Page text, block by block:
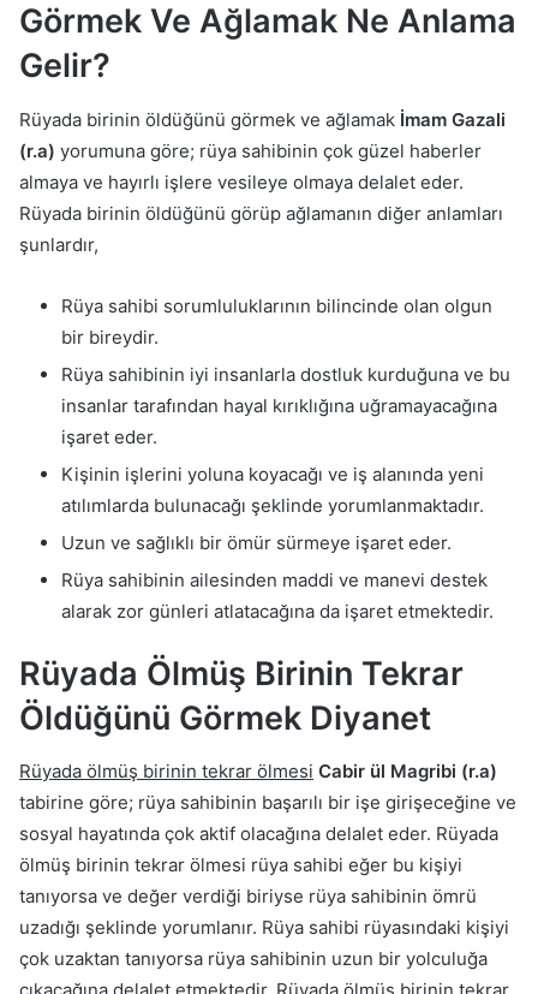
Görmek Ve Ağlamak Ne Anlama
Gelir?
Rüyada birinin öldüğünü görmek ve ağlamak İmam Gazali
(r.a) yorumuna göre; rüya sahibinin çok güzel haberler
almaya ve hayırlı işlere vesileye olmaya delalet eder.
Rüyada birinin öldüğünü görüp ağlamanın diğer anlamları
şunlardır,
Rüya sahibi sorumluluklarının bilincinde olan olgun
bir bireydir.
Rüya sahibinin iyi insanlarla dostluk kurduğuna ve bu
insanlar tarafından hayal kırıklığına uğramayacağına
işaret eder.
Kişinin işlerini yoluna koyacağı ve iş alanında yeni
atılımlarda bulunacağı şeklinde yorumlanmaktadır.
Uzun ve sağlıklı bir ömür sürmeye işaret eder.
Rüya sahibinin ailesinden maddi ve manevi destek
alarak zor günleri atlatacağına da işaret etmektedir.
Rüyada Ölmüş Birinin Tekrar
Öldüğünü Görmek Diyanet
Rüyada ölmüş birinin tekrar ölmesi Cabir ül Magribi (r.a)
tabirine göre; rüya sahibinin başarılı bir işe girişeceğine ve
sosyal hayatında çok aktif olacağına delalet eder. Rüyada
ölmüş birinin tekrar ölmesi rüya sahibi eğer bu kişiyi
tanıyorsa ve değer verdiği biriyse rüya sahibinin ömrü
uzadığı şeklinde yorumlanır. Rüya sahibi rüyasındaki kişiyi
çok uzaktan tanıyorsa rüya sahibinin uzun bir yolculuğa